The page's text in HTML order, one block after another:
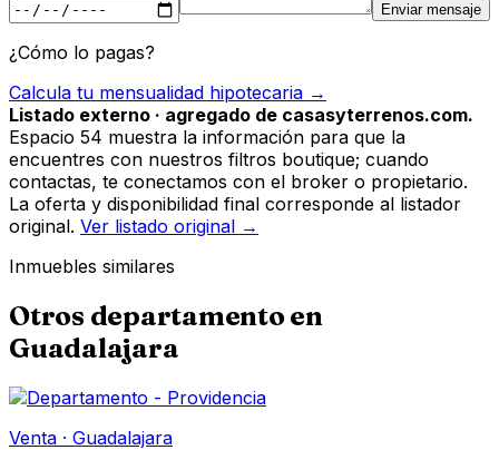
Enviar mensaje
¿Cómo lo pagas?
Calcula tu mensualidad hipotecaria →
Listado externo · agregado de casasyterrenos.com.
Espacio 54 muestra la información para que la
encuentres con nuestros filtros boutique; cuando
contactas, te conectamos con el broker o propietario.
La oferta y disponibilidad final corresponde al listador
original. Ver listado original →
Inmuebles similares
Otros departamentoen
Guadalajara
Venta · Guadalajara